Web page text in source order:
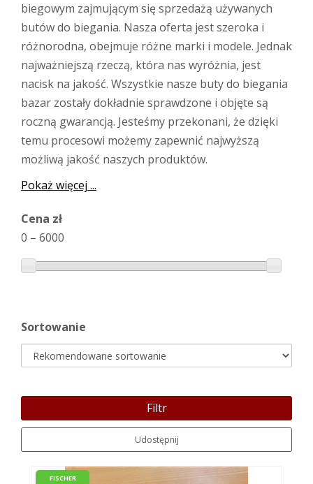
biegowym zajmującym się sprzedażą używanych
butów do biegania. Nasza oferta jest szeroka i
różnorodna, obejmuje różne marki i modele. Jednak
najważniejszą rzeczą, która nas wyróżnia, jest
nacisk na jakość. Wszystkie nasze buty do biegania
bazar zostały dokładnie sprawdzone i objęte są
roczną gwarancją. Jesteśmy przekonani, że dzięki
temu procesowi możemy zapewnić najwyższą
możliwą jakość naszych produktów.
Pokaż więcej ...
Cena zł
0 – 6000
Sortowanie
Filtr
Udostępnij
FISCHER